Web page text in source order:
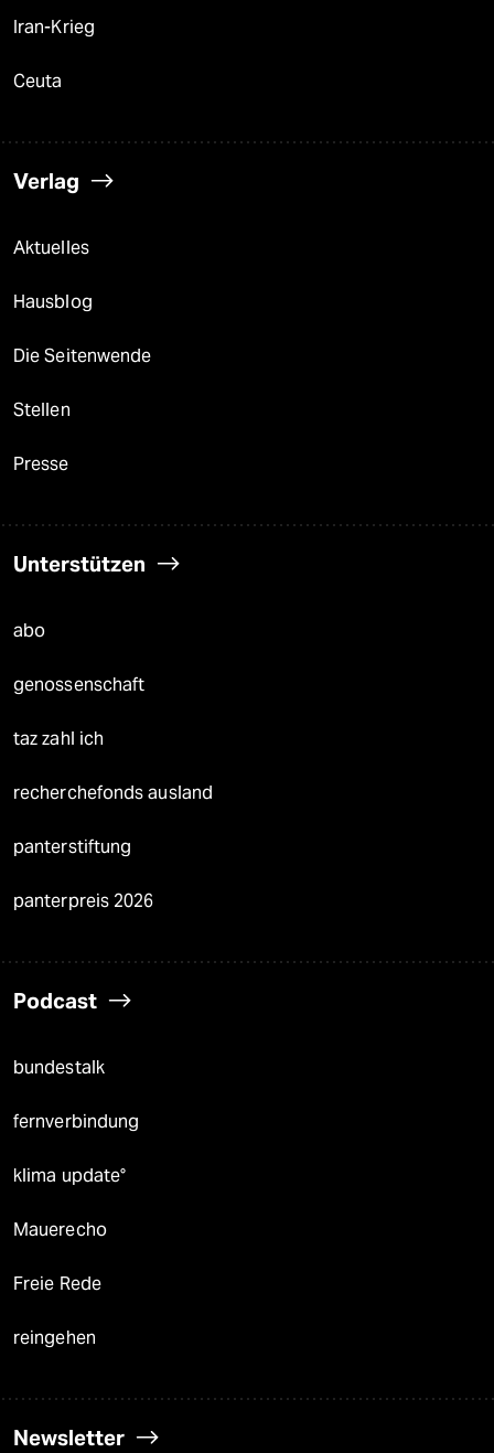
Iran-Krieg
Ceuta
Verlag
Aktuelles
Hausblog
Die Seitenwende
Stellen
Presse
Unterstützen
abo
genossenschaft
taz zahl ich
recherchefonds ausland
panterstiftung
panterpreis 2026
Podcast
bundestalk
fernverbindung
klima update°
Mauerecho
Freie Rede
reingehen
Newsletter